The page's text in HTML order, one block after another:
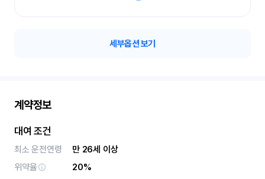
세부옵션 보기
계약정보
대여 조건
최소 운전연령
만 26세 이상
위약율
20%